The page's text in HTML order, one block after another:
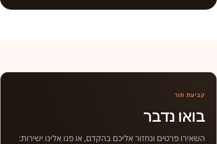
קביעת תור
בואו נדבר
השאירו פרטים ונחזור אליכם בהקדם, או פנו אלינו ישירות: